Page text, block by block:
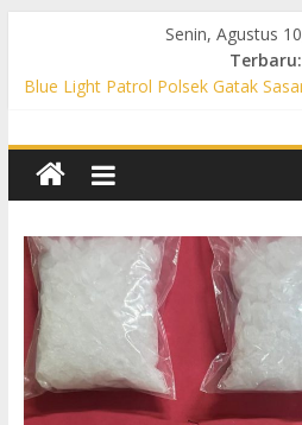
Senin, Agustus
Terbaru:
Blue Light Patrol Polsek Gatak
Permukiman, Antisipasi 3C dan
Patroli KRYD Polsek Baki Sisir Titik
Patroli Blue Light Polsek Nguter
Permukiman, Antisipasi 3C dan
Blue Light Patrol Polsek
Kejahatan 3C dan Gangguan